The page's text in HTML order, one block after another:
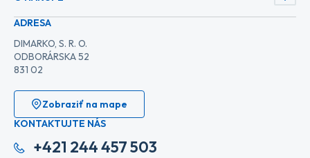
ADRESA
DIMARKO, S. R. O.
ODBORÁRSKA 52
831 02
Zobraziť na mape
KONTAKTUJTE NÁS
+421 244 457 503